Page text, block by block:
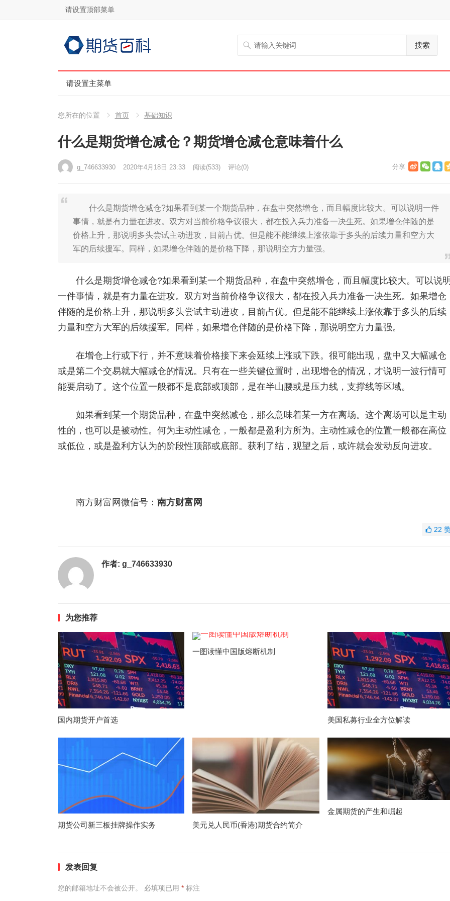
请设置顶部菜单
搜索
请设置主菜单
您所在的位置 首页 基础知识
什么是期货增仓减仓？期货增仓减仓意味着什么
g_746633930 2020年4月18日 23:33 阅读(533) 评论(0)
什么是期货增仓减仓?如果看到某一个期货品种，在盘中突然增仓，而且幅度比较大。可以说明一件
事情，就是有力量在进攻。双方对当前价格争议很大，都在投入兵力准备一决生死。如果增仓伴随的是
价格上升，那说明多头尝试主动进攻，目前占优。但是能不能继续上涨依靠于多头的后续力量和空方大
军的后续援军。同样，如果增仓伴随的是价格下降，那说明空方力量强。
什么是期货增仓减仓?如果看到某一个期货品种，在盘中突然增仓，而且幅度比较大。可以说
一件事情，就是有力量在进攻。双方对当前价格争议很大，都在投入兵力准备一决生死。如果增仓
伴随的是价格上升，那说明多头尝试主动进攻，目前占优。但是能不能继续上涨依靠于多头的后续
力量和空方大军的后续援军。同样，如果增仓伴随的是价格下降，那说明空方力量强。
在增仓上行或下行，并不意味着价格接下来会延续上涨或下跌。很可能出现，盘中又大幅减仓
或是第二个交易就大幅减仓的情况。只有在一些关键位置时，出现增仓的情况，才说明一波行情可
能要启动了。这个位置一般都不是底部或顶部，是在半山腰或是压力线，支撑线等区域。
如果看到某一个期货品种，在盘中突然减仓，那么意味着某一方在离场。这个离场可以是主动
性的，也可以是被动性。何为主动性减仓，一般都是盈利方所为。主动性减仓的位置一般都在高位
或低位，或是盈利方认为的阶段性顶部或底部。获利了结，观望之后，或许就会发动反向进攻。
南方财富网微信号： 南方财富网
22
作者: g_746633930
为您推荐
国内期货开户首选
一图读懂中国版熔断机制
美国私募行业全方位解读
期货公司新三板挂牌操作实务 美元兑人民币(香港)期货合约简介
金属期货的产生和崛起
发表回复
您的邮箱地址不会被公开。 必填项已用 *标注